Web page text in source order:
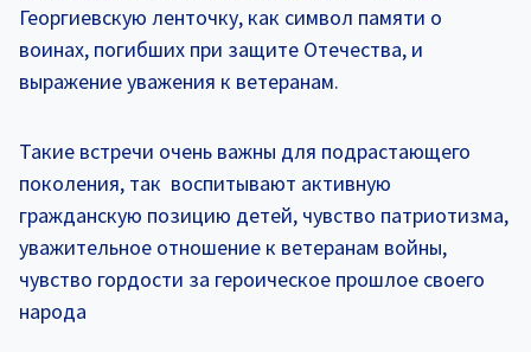
Георгиевскую ленточку, как символ памяти о
воинах, погибших при защите Отечества, и
выражение уважения к ветеранам.
Такие встречи очень важны для подрастающего
поколения, так воспитывают активную
гражданскую позицию детей, чувство патриотизма,
уважительное отношение к ветеранам войны,
чувство гордости за героическое прошлое своего
народа